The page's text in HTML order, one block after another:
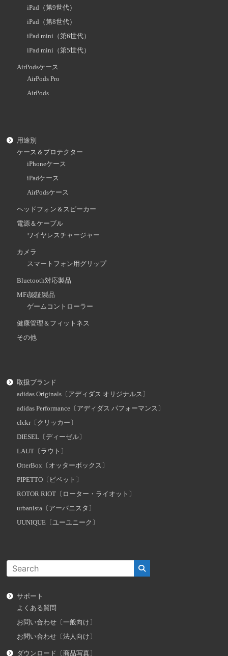
iPad（第9世代）
iPad（第8世代）
iPad mini（第6世代）
iPad mini（第5世代）
AirPodsケース
AirPods Pro
AirPods
用途別
ケース＆プロテクター
iPhoneケース
iPadケース
AirPodsケース
ヘッドフォン＆スピーカー
電源＆ケーブル
ワイヤレスチャージャー
カメラ
スマートフォン用グリップ
Bluetooth対応製品
MFi認証製品
ゲームコントローラー
健康管理＆フィットネス
その他
取扱ブランド
adidas Originals〔アディダス オリジナルス〕
adidas Performance〔アディダス パフォーマンス〕
clckr〔クリッカー〕
DIESEL〔ディーゼル〕
LAUT〔ラウト〕
OtterBox〔オッターボックス〕
PIPETTO〔ピペット〕
ROTOR RIOT〔ローター・ライオット〕
urbanista〔アーバニスタ〕
UUNIQUE〔ユーユニーク〕
サポート
よくある質問
お問い合わせ〔一般向け〕
お問い合わせ〔法人向け〕
ダウンロード〔商品写真〕